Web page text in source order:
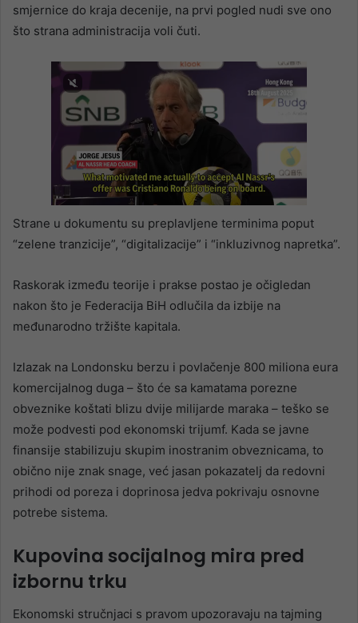
smjernice do kraja decenije, na prvi pogled nudi sve ono
što strana administracija voli čuti.
Strane u dokumentu su preplavljene terminima poput
“zelene tranzicije”, “digitalizacije” i “inkluzivnog napretka”.
Raskorak između teorije i prakse postao je očigledan
nakon što je Federacija BiH odlučila da izbije na
međunarodno tržište kapitala.
Izlazak na Londonsku berzu i povlačenje 800 miliona eura
komercijalnog duga – što će sa kamatama porezne
obveznike koštati blizu dvije milijarde maraka – teško se
može podvesti pod ekonomski trijumf. Kada se javne
finansije stabilizuju skupim inostranim obveznicama, to
obično nije znak snage, već jasan pokazatelj da redovni
prihodi od poreza i doprinosa jedva pokrivaju osnovne
potrebe sistema.
Kupovina socijalnog mira pred
izbornu trku
Ekonomski stručnjaci s pravom upozoravaju na tajming